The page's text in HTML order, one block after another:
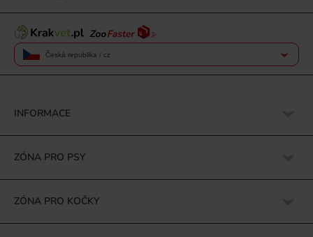
Česká republika / cz
INFORMACE
ZÓNA PRO PSY
ZÓNA PRO KOČKY